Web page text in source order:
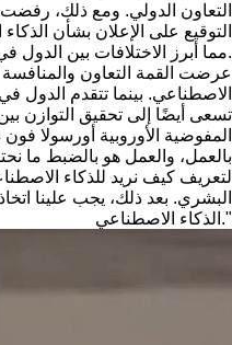
التعاون الدولي. ومع ذلك، رفضت
التوقيع على الإعلان بشأن
مما أبرز الاختلافات بين الدول في حوكمة الذكاء الاصطناعي.
عرضت القمة التعاون والمنافسة
الاصطناعي. بينما تتقدم الدول
تسعى أيضًا إلى تحقيق التوازن
المفوضية الأوروبية أورسولا
بالعمل، والعمل هو بالضبط ما
لتعريف كيف نريد للذكاء
البشري. بعد ذلك، يجب علينا
الذكاء الاصطناعي."